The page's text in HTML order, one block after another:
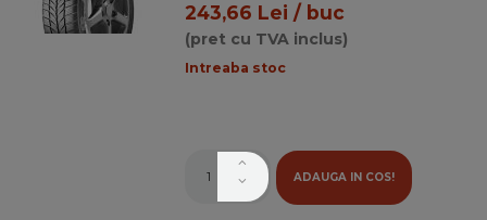
243,66 Lei / buc
(pret cu TVA inclus)
Intreaba stoc
ADAUGA IN COS!